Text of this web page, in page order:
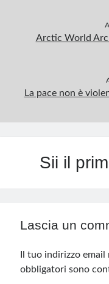
Arctic World
La pace non è
Sii il
Lascia un
Il tuo indirizzo
obbligatori sono